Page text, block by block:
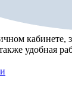
кабинете,
удобная